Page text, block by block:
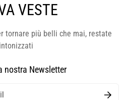
VESTE
tornare più belli che mai, restate
nostra Newsletter